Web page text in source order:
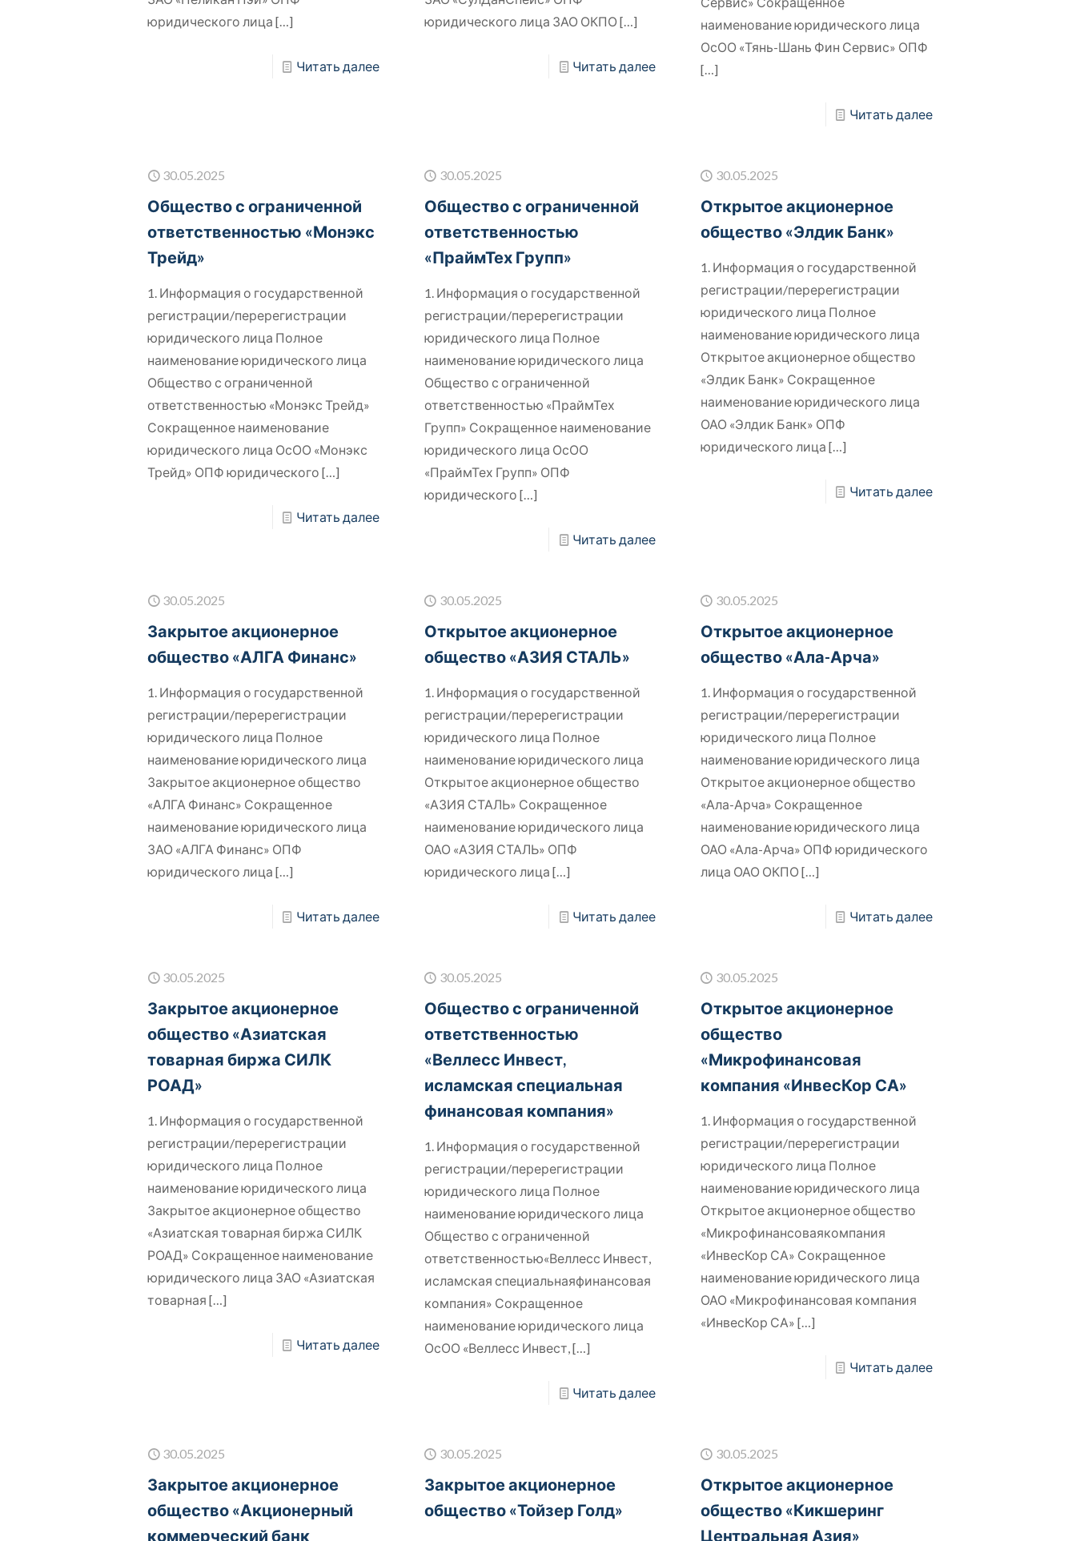
юридического лица […]
Читать далее
юридического лица ЗАО ОКПО […]
Читать далее
наименование юридического лица
ОсОО «Тянь-Шань Фин Сервис» ОПФ
[…]
Читать далее
30.05.2025
Общество с ограниченной
ответственностью «Монэкс
Трейд»
1. Информация о государственной
регистрации/перерегистрации
юридического лица Полное
наименование юридического лица
Общество с ограниченной
ответственностью «Монэкс Трейд»
Сокращенное наименование
юридического лица ОсОО «Монэкс
Трейд» ОПФ юридического […]
Читать далее
30.05.2025
Общество с ограниченной
ответственностью
«ПраймТех Групп»
1. Информация о государственной
регистрации/перерегистрации
юридического лица Полное
наименование юридического лица
Общество с ограниченной
ответственностью «ПраймТех
Групп» Сокращенное наименование
юридического лица ОсОО
«ПраймТех Групп» ОПФ
юридического […]
Читать далее
30.05.2025
Открытое акционерное
общество «Элдик Банк»
1. Информация о государственной
регистрации/перерегистрации
юридического лица Полное
наименование юридического лица
Открытое акционерное общество
«Элдик Банк» Сокращенное
наименование юридического лица
ОАО «Элдик Банк» ОПФ
юридического лица […]
Читать далее
30.05.2025
Закрытое акционерное
общество «АЛГА Финанс»
1. Информация о государственной
регистрации/перерегистрации
юридического лица Полное
наименование юридического лица
Закрытое акционерное общество
«АЛГА Финанс» Сокращенное
наименование юридического лица
ЗАО «АЛГА Финанс» ОПФ
юридического лица […]
Читать далее
30.05.2025
Открытое акционерное
общество «АЗИЯ СТАЛЬ»
1. Информация о государственной
регистрации/перерегистрации
юридического лица Полное
наименование юридического лица
Открытое акционерное общество
«АЗИЯ СТАЛЬ» Сокращенное
наименование юридического лица
ОАО «АЗИЯ СТАЛЬ» ОПФ
юридического лица […]
Читать далее
30.05.2025
Открытое акционерное
общество «Ала-Арча»
1. Информация о государственной
регистрации/перерегистрации
юридического лица Полное
наименование юридического лица
Открытое акционерное общество
«Ала-Арча» Сокращенное
наименование юридического лица
ОАО «Ала-Арча» ОПФ юридического
лица ОАО ОКПО […]
Читать далее
30.05.2025
Закрытое акционерное
общество «Азиатская
товарная биржа СИЛК
РОАД»
1. Информация о государственной
регистрации/перерегистрации
юридического лица Полное
наименование юридического лица
Закрытое акционерное общество
«Азиатская товарная биржа СИЛК
РОАД» Сокращенное наименование
юридического лица ЗАО «Азиатская
товарная […]
Читать далее
30.05.2025
Общество с ограниченной
ответственностью
«Веллесс Инвест,
исламская специальная
финансовая компания»
1. Информация о государственной
регистрации/перерегистрации
юридического лица Полное
наименование юридического лица
Общество с ограниченной
ответственностью«Веллесс Инвест,
исламская специальнаяфинансовая
компания» Сокращенное
наименование юридического лица
ОсОО «Веллесс Инвест, […]
Читать далее
30.05.2025
Открытое акционерное
общество
«Микрофинансовая
компания «ИнвесКор СА»
1. Информация о государственной
регистрации/перерегистрации
юридического лица Полное
наименование юридического лица
Открытое акционерное общество
«Микрофинансоваякомпания
«ИнвесКор СА» Сокращенное
наименование юридического лица
ОАО «Микрофинансовая компания
«ИнвесКор СА» […]
Читать далее
30.05.2025
Закрытое акционерное
общество «Акционерный
коммерческий банк
30.05.2025
Закрытое акционерное
общество «Тойзер Голд»
30.05.2025
Открытое акционерное
общество «Кикшеринг
Центральная Азия»